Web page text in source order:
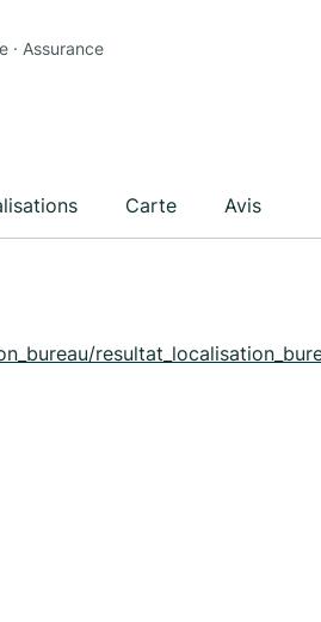
· Assurance
Carte Avis